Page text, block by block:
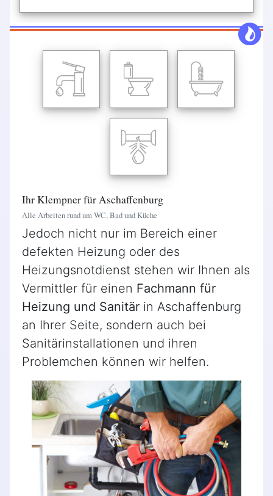
Ihr Klempner für Aschaffenburg
Alle Arbeiten rund um WC, Bad und Küche
Jedoch nicht nur im Bereich einer
defekten Heizung oder des
Heizungsnotdienst stehen wir Ihnen als
Vermittler für einen Fachmann für
Heizung und Sanitär in Aschaffenburg
an Ihrer Seite, sondern auch bei
Sanitärinstallationen und ihren
Problemchen können wir helfen.